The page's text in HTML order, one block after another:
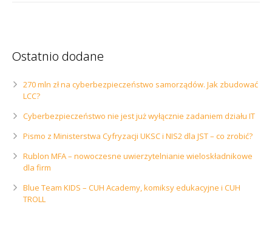
Ostatnio dodane
270 mln zł na cyberbezpieczeństwo samorządów. Jak zbudować
LCC?
Cyberbezpieczeństwo nie jest już wyłącznie zadaniem działu IT
Pismo z Ministerstwa Cyfryzacji UKSC i NIS2 dla JST – co zrobić?
Rublon MFA – nowoczesne uwierzytelnianie wieloskładnikowe
dla firm
Blue Team KIDS – CUH Academy, komiksy edukacyjne i CUH
TROLL